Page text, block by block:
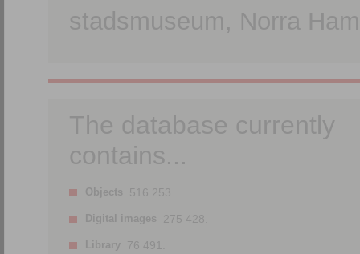
stadsmuseum, Norra
The database currently
contains...
Objects 516 253.
Digital images 275 428.
Library 76 491.